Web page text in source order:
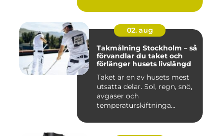
02. aug
Takmålning Stockholm – så
förvandlar du taket och
förlänger husets livslängd
Taket är en av husets mest
utsatta delar. Sol, regn, snö,
avgaser och
temperaturskiftninga...